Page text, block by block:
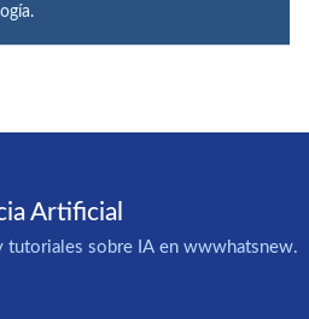
Artificial
tutoriales sobre IA en wwwhatsnew.